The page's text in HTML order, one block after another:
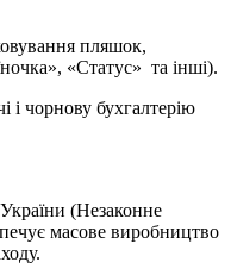
пляшок,
«Статус» та інші).
чорнову бухгалтерію
(Незаконне
масове виробництво